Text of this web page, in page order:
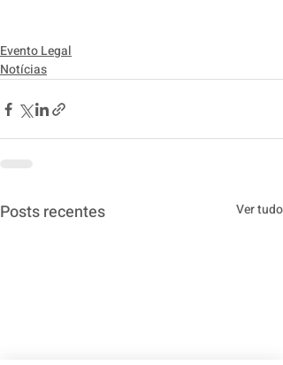
Evento Legal
Notícias
Posts recentes Ver tudo